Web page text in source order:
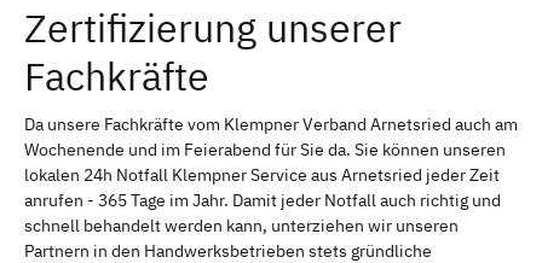
Erlangen Bamberg
Bayreuth
Schweinfurt Passau
Freising Rudelsdorf, Mittelfranken
Zertifizierung unserer
Fachkräfte
Da unsere Fachkräfte vom Klempner Verband Arnetsried auch am
Wochenende und im Feierabend für Sie da. Sie können unseren
lokalen 24h Notfall Klempner Service aus Arnetsried jeder Zeit
anrufen - 365 Tage im Jahr. Damit jeder Notfall auch richtig und
schnell behandelt werden kann, unterziehen wir unseren
Partnern in den Handwerksbetrieben stets gründliche